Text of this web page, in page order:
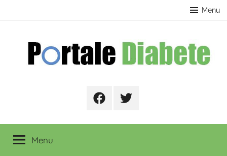
Menu
FacebookTwitter
Menu